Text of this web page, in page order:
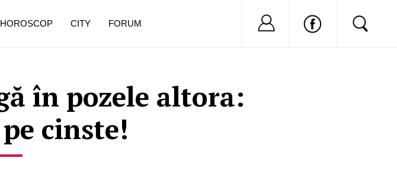
în pozele altora:
cinste!
HOROSCOP CITY FORUM Nu ai cont?
ce înaintezi în vârstă